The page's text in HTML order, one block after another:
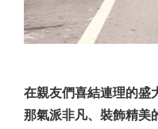
在親友們喜結連理的盛
那氣派非凡、裝飾精美